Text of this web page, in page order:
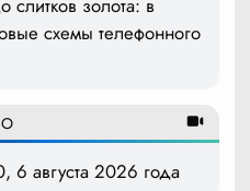
схемы телефонного
6 августа 2026 года